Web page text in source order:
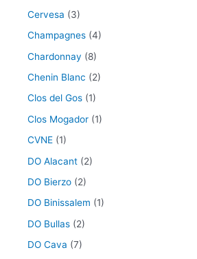
Cervesa (3)
Champagnes (4)
Chardonnay (8)
Chenin Blanc (2)
Clos del Gos (1)
Clos Mogador (1)
CVNE (1)
DO Alacant (2)
DO Bierzo (2)
DO Binissalem (1)
DO Bullas (2)
DO Cava (7)